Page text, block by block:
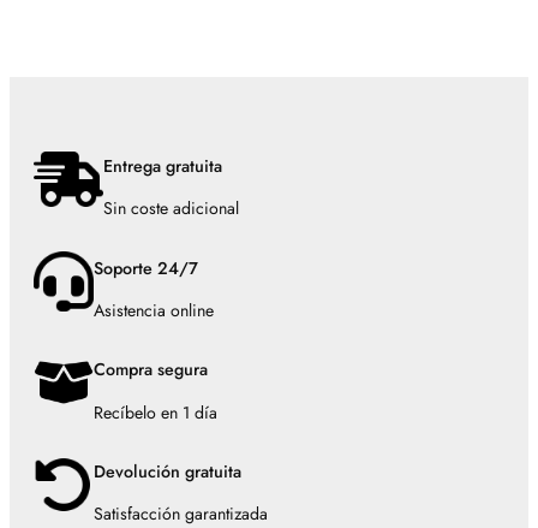
Entrega gratuita
Sin coste adicional
Soporte 24/7
Asistencia online
Compra segura
Recíbelo en 1 día
Devolución gratuita
Satisfacción garantizada